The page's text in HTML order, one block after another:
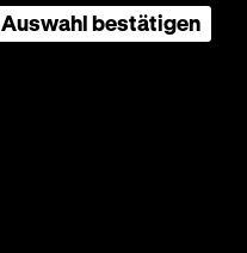
Auswahl bestätigen